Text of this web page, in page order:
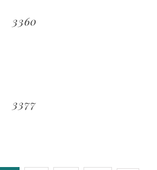
3360
3377